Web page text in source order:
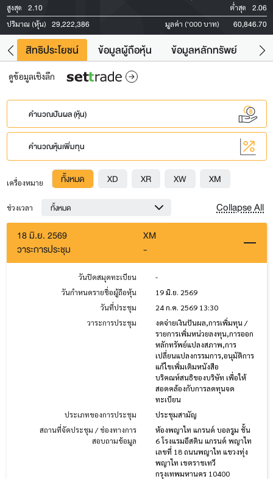
สูงสุด
2.10 ต่ำสุด 2.06
ปริมาณ (หุ้น) 29,222,386 มูลค่า ('000 บาท) 60,846.70
สิทธิประโยชน์ ข้อมูลผู้ถือหุ้น ข้อมูลหลักทรัพย์
ดูข้อมูลเชิงลึก
คำนวณปันผล (หุ้น)
คำนวณหุ้นเพิ่มทุน
เครื่องหมาย ทั้งหมด XD XR XW XM
ช่วงเวลา ทั้งหมด Collapse All
18 มิ.ย. 2569
XM
วาระการประชุม
-
วันปิดสมุดทะเบียน
-
วันกำหนดรายชื่อผู้ถือหุ้น
19 มิ.ย. 2569
วันที่ประชุม
24 ก.ค. 2569 13:30
วาระการประชุม
งดจ่ายเงินปันผล,การเพิ่มทุน /
รายการเพิ่มหน่วยลงทุน,การออก
หลักทรัพย์แปลงสภาพ,การ
เปลี่ยนแปลงกรรมการ,อนุมัติการ
แก้ไขเพิ่มเติมหนังสือ
บริคณห์สนธิของบริษัท เพื่อให้
สอดคล้องกับการลดทุนจด
ทะเบียน
ประเภทของการประชุม
ประชุมสามัญ
สถานที่จัดประชุม / ช่องทางการ
สอบถามข้อมูล
ห้องพญาไท แกรนด์ บอลรูม ชั้น
6 โรงแรมอีสติน แกรนด์ พญาไท
เลขที่ 18 ถนนพญาไท แขวงทุ่ง
พญาไท เขตราชเทวี
กรุงเทพมหานคร 10400